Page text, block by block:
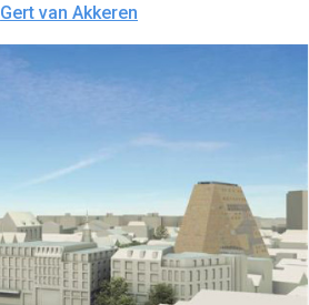
Gert van Akkeren